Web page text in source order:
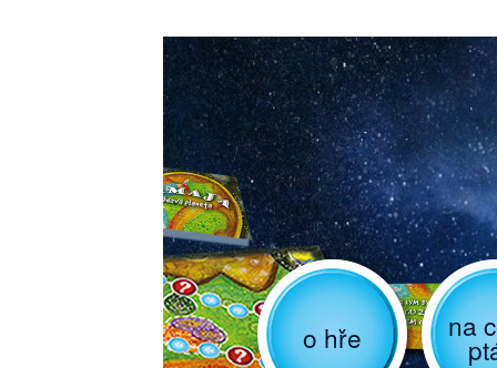
o hře na